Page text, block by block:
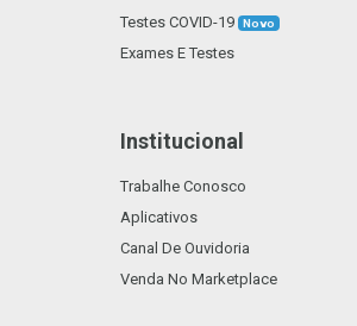
Testes COVID-19
Novo
Exames E Testes
Institucional
Trabalhe Conosco
Aplicativos
Canal De Ouvidoria
Venda No Marketplace